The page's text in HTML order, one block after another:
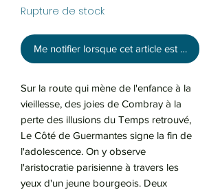
Rupture de stock
Me notifier lorsque cet article est disponible
Sur la route qui mène de l'enfance à la
vieillesse, des joies de Combray à la
perte des illusions du Temps retrouvé,
Le Côté de Guermantes signe la fin de
l'adolescence. On y observe
l'aristocratie parisienne à travers les
yeux d'un jeune bourgeois. Deux